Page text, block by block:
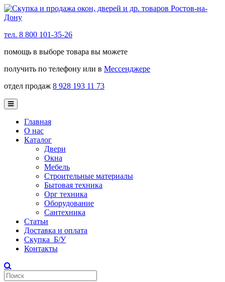
тел. 8 800 101-35-26
помощь в выборе товара вы можете
получить по телефону или в Мессенджере
отдел продаж 8 928 193 11 73
Главная
О нас
Каталог
Двери
Окна
Мебель
Строительные материалы
Бытовая техника
Орг техника
Оборудование
Сантехника
Статьи
Доставка и оплата
Скупка Б/У
Контакты